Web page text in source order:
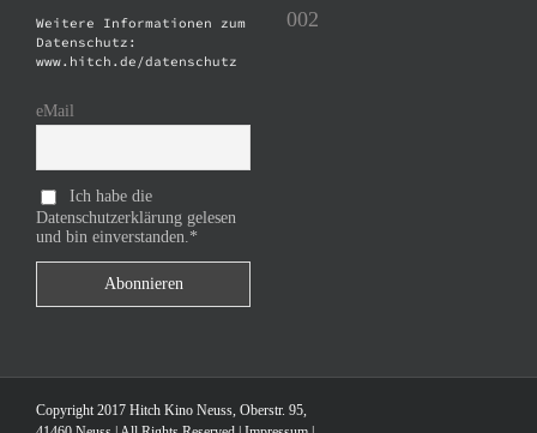
Weitere Informationen zum
Datenschutz:
www.hitch.de/datenschutz
eMail
Ich habe die
Datenschutzerklärung gelesen
und bin einverstanden.*
002
Copyright 2017 Hitch Kino Neuss, Oberstr. 95,